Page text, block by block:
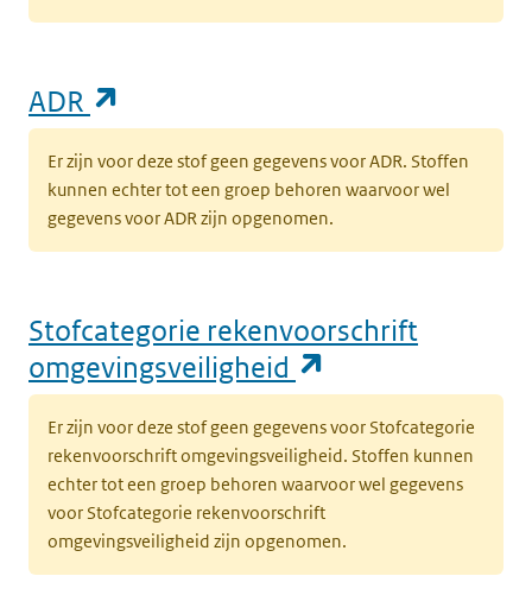
ADR
Er zijn voor deze stof geen gegevens voor ADR. Stoffen
kunnen echter tot een groep behoren waarvoor wel
gegevens voor ADR zijn opgenomen.
Stofcategorie rekenvoorschrift
omgevingsveiligheid
Er zijn voor deze stof geen gegevens voor Stofcategorie
rekenvoorschrift omgevingsveiligheid. Stoffen kunnen
echter tot een groep behoren waarvoor wel gegevens
voor Stofcategorie rekenvoorschrift
omgevingsveiligheid zijn opgenomen.